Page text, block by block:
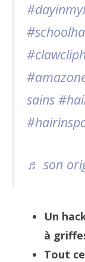
sains
♬ son
Un
à
Tout